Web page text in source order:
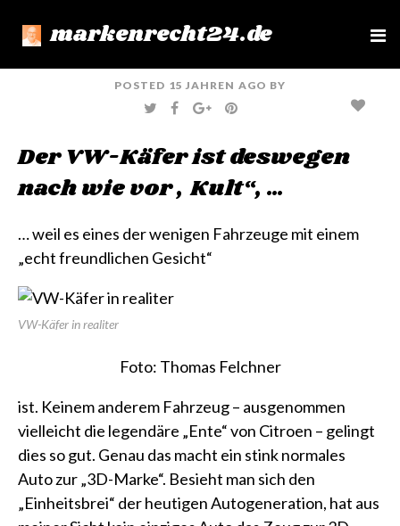
markenrecht24.de
e
POSTED 15 JAHREN AGO BY
T
W
T
E
F
A
O
G
O
L
E
P
I
E
R
S
T
Der VW-Käfer ist deswegen
nach wie vor „Kult“, …
… weil es eines der wenigen Fahrzeuge mit einem
„echt freundlichen Gesicht“
VW-Käfer in realiter
Foto: Thomas Felchner
ist. Keinem anderem Fahrzeug – ausgenommen
vielleicht die legendäre „Ente“ von Citroen – gelingt
dies so gut. Genau das macht ein stink normales
Auto zur „3D-Marke“. Besieht man sich den
„Einheitsbrei“ der heutigen Autogeneration, hat aus